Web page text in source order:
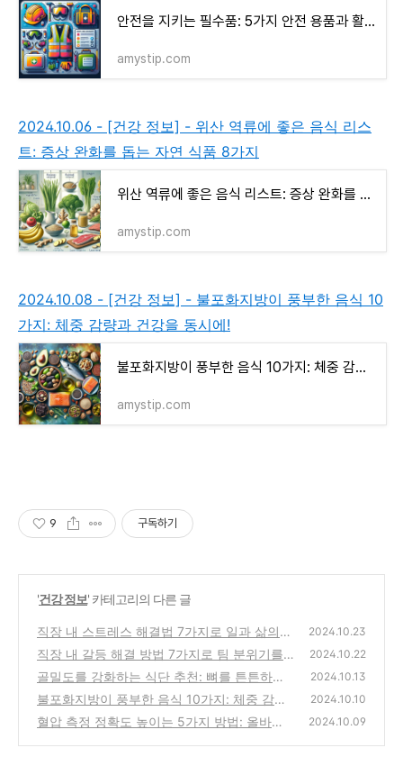
안전을 지키는 필수품: 5가지 안전 용품과 활용법 총정리
amystip.com
2024.10.06 - [건강 정보] - 위산 역류에 좋은 음식 리스
트: 증상 완화를 돕는 자연 식품 8가지
위산 역류에 좋은 음식 리스트: 증상 완화를 돕는 자연 식품 8가지
amystip.com
2024.10.08 - [건강 정보] - 불포화지방이 풍부한 음식 10
가지: 체중 감량과 건강을 동시에!
불포화지방이 풍부한 음식 10가지: 체중 감량과 건강을 동시에!
amystip.com
9 구독하기
'건강 정보' 카테고리의 다른 글
직장 내 스트레스 해결법 7가지로 일과 삶의
균형 찾기
(0)
2024.10.23
직장 내 갈등 해결 방법 7가지로 팀 분위기를
바꾸는 법
(0)
2024.10.22
골밀도를 강화하는 식단 추천: 뼈를 튼튼하게
유지하는 식사법
(1)
2024.10.13
불포화지방이 풍부한 음식 10가지: 체중 감량
과 건강을 동시에!
(1)
2024.10.10
혈압 측정 정확도 높이는 5가지 방법: 올바른
2024.10.09